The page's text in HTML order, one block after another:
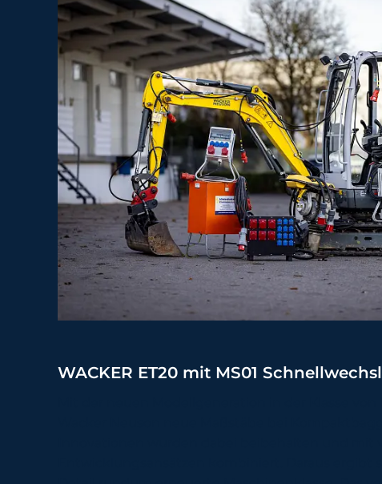
WACKER ET20 mit MS01